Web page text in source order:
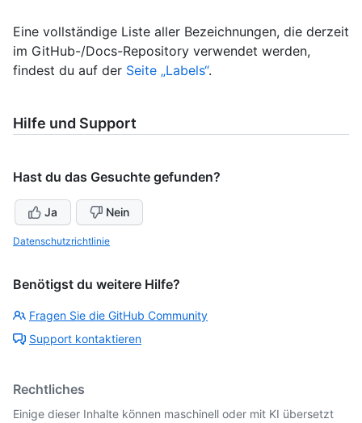
Eine vollständige Liste aller Bezeichnungen, die derzeit
im GitHub-/Docs-Repository verwendet werden,
findest du auf der Seite „Labels“.
Hilfe und Support
Hast du das Gesuchte gefunden?
Ja Nein
Datenschutzrichtlinie
Benötigst du weitere Hilfe?
Fragen Sie die GitHub Community
Support kontaktieren
Rechtliches
Einige dieser Inhalte können maschinell oder mit KI übersetzt